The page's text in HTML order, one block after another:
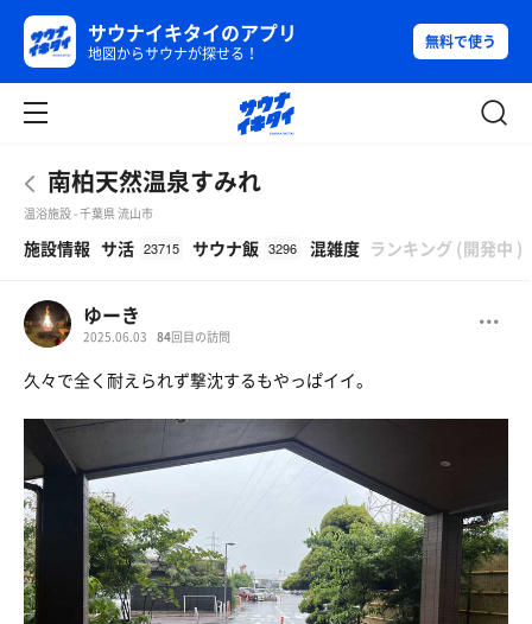
サウナイキタイのアプリ
地図からサウナが探せる！
無料で使う
南柏天然温泉すみれ
温浴施設 - 千葉県 流山市
施設情報 サ活 23715 サウナ飯 3296 混雑度 ランキング (開発中 )
ゆーき
2025.06.03 84回目の訪問
久々で全く耐えられず撃沈するもやっぱイイ。